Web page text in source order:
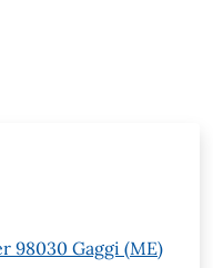
98030 Gaggi (ME)